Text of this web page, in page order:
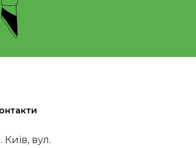
Київ, вул.